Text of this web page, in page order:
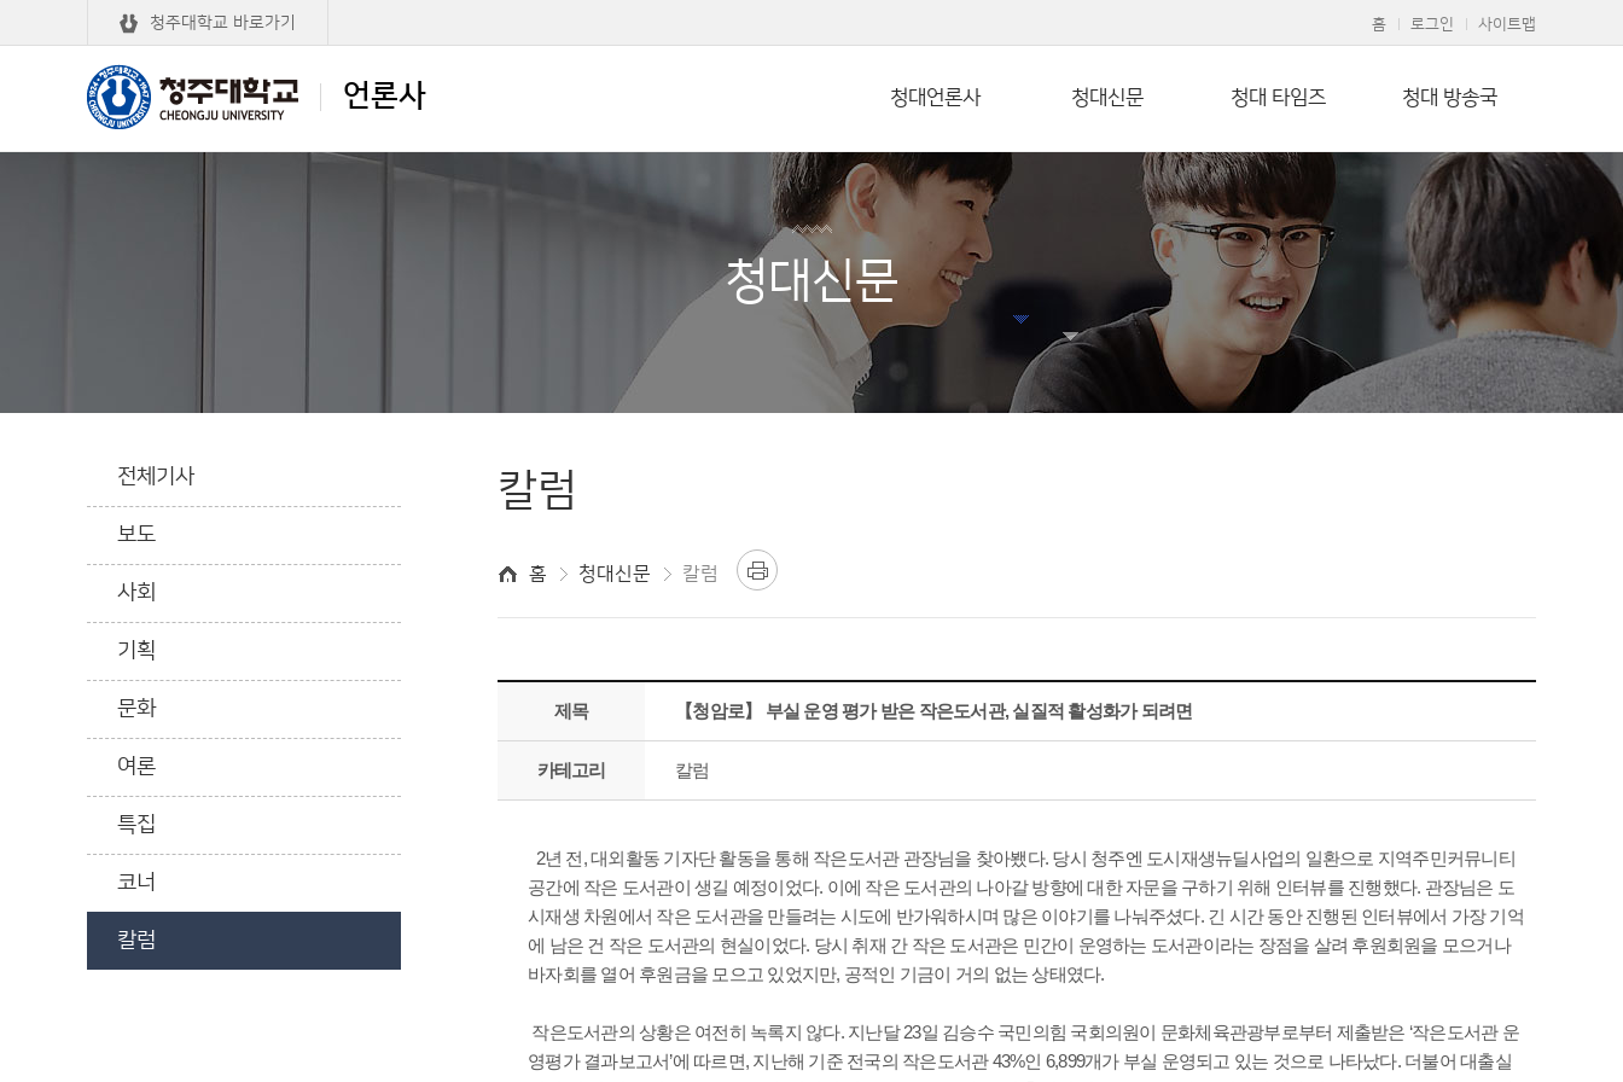
언론사
청주대학교 바로가기 홈 로그인 사이트맵
청대언론사 청대신문 청대 타임즈 청대 방송국
청대신문
전체기사
보도
사회
기획
문화
여론
특집
코너
칼럼
칼럼
홈 청대신문 칼럼
제목 【청암로】 부실 운영 평가 받은 작은도서관, 실질적 활성화가 되려면
카테고리 칼럼
2년 전, 대외활동 기자단 활동을 통해 작은도서관 관장님을 찾아뵀다. 당시 청주엔 도시재생뉴딜사업의 일환으로 지역주민커뮤니티
공간에 작은 도서관이 생길 예정이었다. 이에 작은 도서관의 나아갈 방향에 대한 자문을 구하기 위해 인터뷰를 진행했다. 관장님은 도
시재생 차원에서 작은 도서관을 만들려는 시도에 반가워하시며 많은 이야기를 나눠주셨다. 긴 시간 동안 진행된 인터뷰에서 가장 기억
에 남은 건 작은 도서관의 현실이었다. 당시 취재 간 작은 도서관은 민간이 운영하는 도서관이라는 장점을 살려 후원회원을 모으거나
바자회를 열어 후원금을 모으고 있었지만, 공적인 기금이 거의 없는 상태였다.
작은도서관의 상황은 여전히 녹록지 않다. 지난달 23일 김승수 국민의힘 국회의원이 문화체육관광부로부터 제출받은 ‘작은도서관 운
영평가 결과보고서’에 따르면, 지난해 기준 전국의 작은도서관 43%인 6,899개가 부실 운영되고 있는 것으로 나타났다. 더불어 대출실